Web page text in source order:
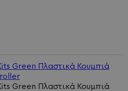
Green Πλαστικά Κουμπιά
Green Πλαστικά Κουμπιά